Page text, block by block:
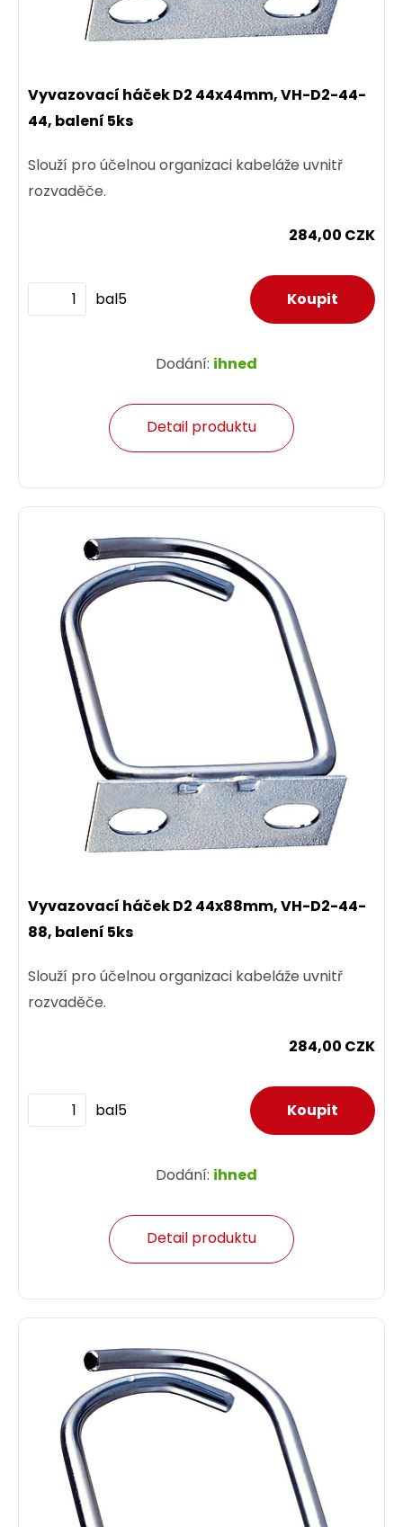
Vyvazovací háček D2 44x44mm, VH-D2-44-
44, balení 5ks
Slouží pro účelnou organizaci kabeláže uvnitř
rozvaděče.
284,00 CZK
bal5
Dodání: ihned
Detail produktu
Vyvazovací háček D2 44x88mm, VH-D2-44-
88, balení 5ks
Slouží pro účelnou organizaci kabeláže uvnitř
rozvaděče.
284,00 CZK
bal5
Dodání: ihned
Detail produktu